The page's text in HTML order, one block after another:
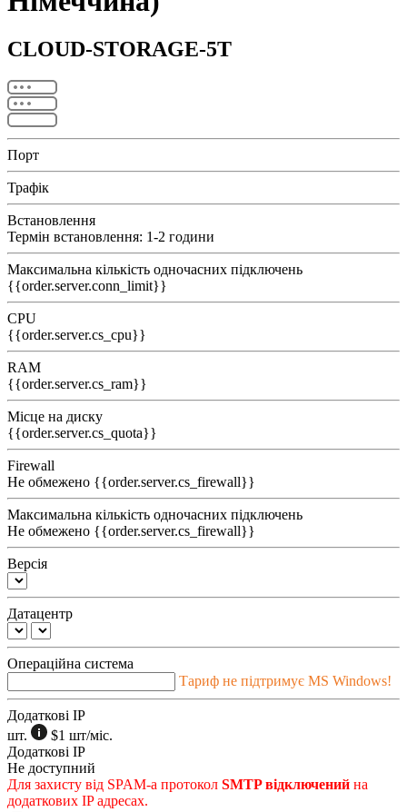
CLOUD-STORAGE-5T
Порт
Трафік
Встановлення
Термін встановлення: 1-2 години
Максимальна кількість одночасних підключень
{{order.server.conn_limit}}
CPU
{{order.server.cs_cpu}}
RAM
{{order.server.cs_ram}}
Місце на диску
{{order.server.cs_quota}}
Firewall
Не обмежено {{order.server.cs_firewall}}
Максимальна кількість одночасних підключень
Не обмежено {{order.server.cs_firewall}}
Версія
Датацентр
Операційна система
Тариф не підтримує MS Windows!
Додаткові IP
шт.
$1 шт/міс.
Додаткові IP
Не доступний
Для захисту від SPAM-а протокол SMTP відключений на
додаткових IP адресах.